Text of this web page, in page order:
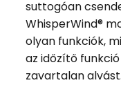
suttogóan
WhisperWind®
olyan funkciók,
az időzítő
zavartalan alvást.